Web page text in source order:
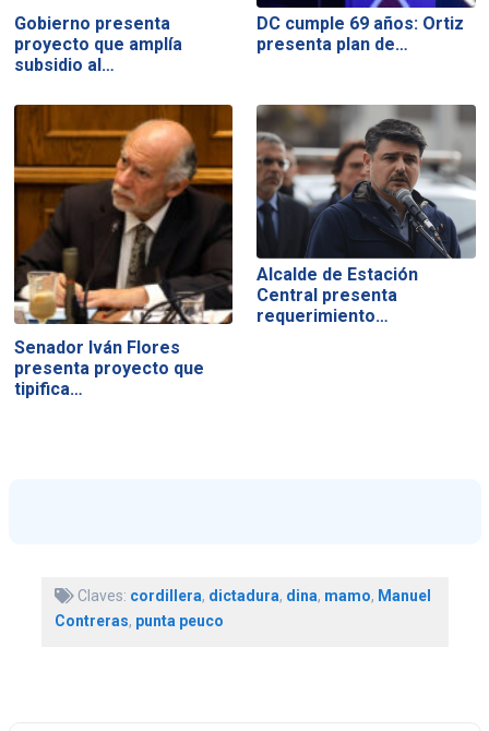
Gobierno presenta
proyecto que amplía
subsidio al…
DC cumple 69 años: Ortiz
presenta plan de…
Senador Iván Flores
presenta proyecto que
tipifica…
Alcalde de Estación
Central presenta
requerimiento…
Claves: cordillera, dictadura, dina, mamo, Manuel
Contreras, punta peuco